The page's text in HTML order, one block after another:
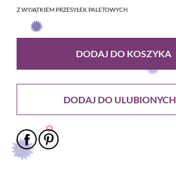
Z WYJĄTKIEM PRZESYŁEK PALETOWYCH
DODAJ DO KOSZYKA
DODAJ DO ULUBIONYCH